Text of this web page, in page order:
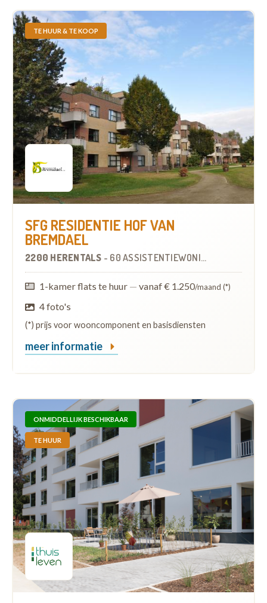
TE HUUR & TE KOOP
SFG RESIDENTIE HOF VAN
BREMDAEL
2200 HERENTALS - 60 ASSISTENTIEWONINGEN
1-kamer flats te huur — vanaf € 1.250/maand (*)
4 foto's
(*) prijs voor wooncomponent en basisdiensten
meer informatie
ONMIDDELLIJK BESCHIKBAAR
TE HUUR